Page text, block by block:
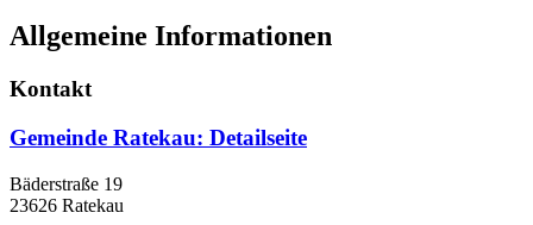
Allgemeine Informationen
Kontakt
Gemeinde Ratekau: Detailseite
Bäderstraße 19
23626 Ratekau